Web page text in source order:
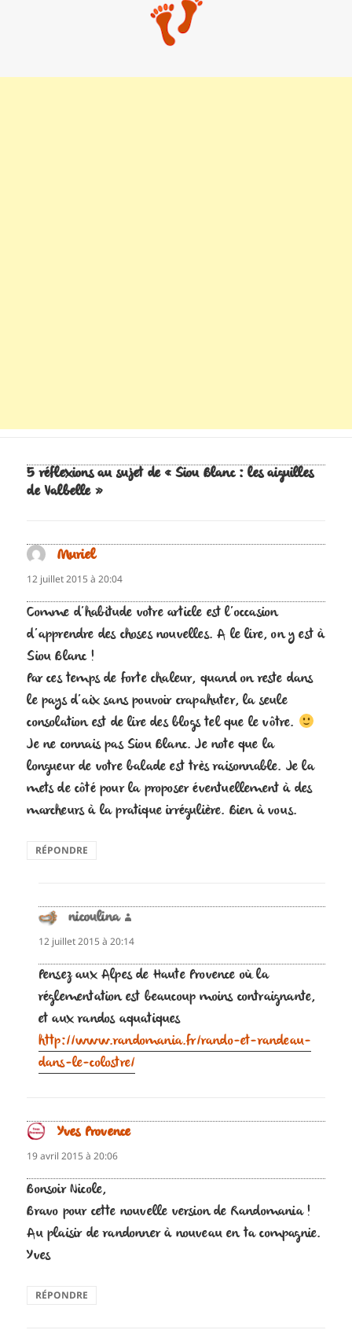
5 réflexions au sujet de « Siou Blanc : les aiguilles
de Valbelle »
Murieldit :
12 juillet 2015 à 20:04
Comme d’habitude votre article est l’occasion
d’apprendre des choses nouvelles. A le lire, on y est à
Siou Blanc !
Par ces temps de forte chaleur, quand on reste dans
le pays d’aix sans pouvoir crapahuter, la seule
consolation est de lire des blogs tel que le vôtre.
Je ne connais pas Siou Blanc. Je note que la
longueur de votre balade est très raisonnable. Je la
mets de côté pour la proposer éventuellement à des
marcheurs à la pratique irrégulière. Bien à vous.
RÉPONDRE
nicoulina
12 juillet 2015 à 20:14
Pensez aux Alpes de Haute Provence où la
réglementation est beaucoup moins contraignante,
et aux randos aquatiques
http://www.randomania.fr/rando-et-randeau-
dans-le-colostre/
Yves Provencedit :
19 avril 2015 à 20:06
Bonsoir Nicole,
Bravo pour cette nouvelle version de Randomania !
Au plaisir de randonner à nouveau en ta compagnie.
Yves
RÉPONDRE